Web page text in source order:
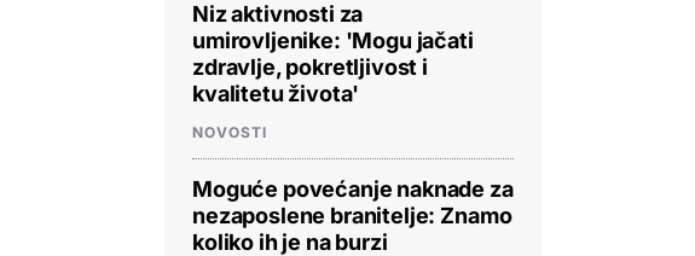
Niz aktivnosti za
umirovljenike: 'Mogu jačati
zdravlje, pokretljivost i
kvalitetu života'
NOVOSTI
Moguće povećanje naknade za
nezaposlene branitelje: Znamo
koliko ih je na burzi